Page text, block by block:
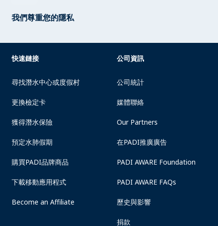
我們尊重您的隱私
快速鏈接
尋找潛水中心或度假村
更換檢定卡
獲得潛水保險
預定水肺假期
購買PADI品牌商品
下載移動應用程式
Become an Affiliate
公司資訊
公司統計
媒體聯絡
Our Partners
在PADI推廣廣告
PADI AWARE Foundation
PADI AWARE FAQs
歷史與影響
捐款